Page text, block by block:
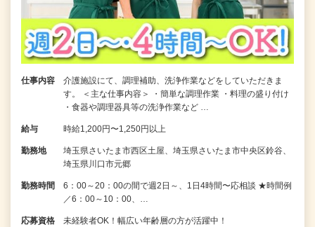
仕事内容
介護施設にて、調理補助、洗浄作業などをしていただきま
す。 ＜主な仕事内容＞ ・簡単な調理作業 ・料理の盛り付け
・食器や調理器具等の洗浄作業など …
給与 時給1,200円〜1,250円以上
勤務地
埼玉県さいたま市西区土屋、埼玉県さいたま市中央区鈴谷、
埼玉県川口市元郷
勤務時間
6：00～20：00の間で週2日～、1日4時間〜応相談 ★時間例
／6：00～10：00、…
応募資格 未経験者OK！幅広い年齢層の方が活躍中！